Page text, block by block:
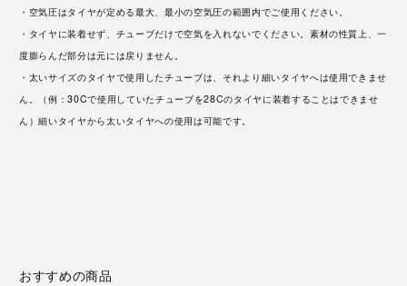
・空気圧はタイヤが定める最大、最小の空気圧の範囲内でご使用ください。
・タイヤに装着せず、チューブだけで空気を入れないでください。素材の性質上、一
度膨らんだ部分は元には戻りません。
・太いサイズのタイヤで使用したチューブは、それより細いタイヤへは使用できませ
ん。（例：30Cで使用していたチューブを28Cのタイヤに装着することはできませ
ん）細いタイヤから太いタイヤへの使用は可能です。
おすすめの商品